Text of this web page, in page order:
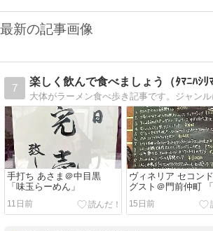
最新の記事画像
7
楽しく飲んで食べましょう（ﾀﾏﾆﾊｼﾘﾏ
手打ち あさま＠中目黒
「味玉らーめん」
11日前
ヴィネリア セコン
グスト＠門前仲町
バル」
15日前